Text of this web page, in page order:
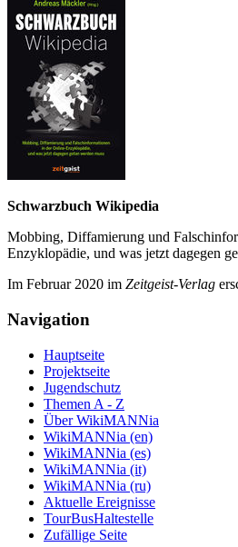
Schwarzbuch Wikipedia
Mobbing, Diffamierung und
Enzyklo­pädie, und was jetzt da­gegen
Im Februar 2020 im Zeit­geist-Verlag
Navigation
Hauptseite
Projektseite
Jugendschutz
Themen A - Z
Über WikiMANNia
WikiMANNia (en)
WikiMANNia (es)
WikiMANNia (it)
WikiMANNia (ru)
Aktuelle Ereignisse
TourBusHaltestelle
Zufällige Seite